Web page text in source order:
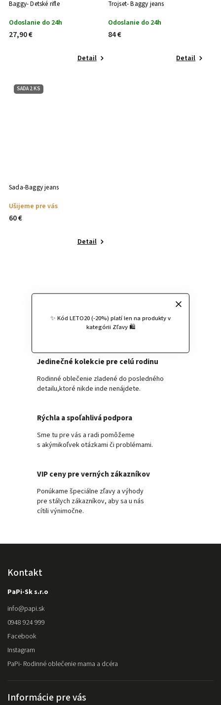
✨ Kód LETO20 (-20%) platí len na produkty v
kategórii Zľavy 🛍️
Baggy- Detské rifle
Odoslanie do 24h
27,90 €
Detail
Trojset- Baggy jeans
Odoslanie do 24h
84 €
Detail
SADA 2 KS
Sada-Baggy jeans
Ušijeme pre vás
60 €
Detail
Upravíme modely podľa vašich potrieb,
aby sa každý kúsok stal originálnym.
Jedinečné kolekcie pre celú rodinu
Rodinné oblečenie zladené do posledného
detailu,ktoré nikde inde nenájdete.
Rýchla a spoľahlivá podpora
Sme tu pre vás a radi pomôžeme
s akýmikoľvek otázkami či problémami.
VIP ceny pre verných zákazníkov
Ponúkame špeciálne zľavy a výhody
pre stálych zákazníkov, aby sa u nás
cítili výnimočne.
Kontakt
PaPi-Sk s.r.o
info@papi.sk
0948 924 999
Facebook
Instagram
PaPi- Rodinné oblečenie mama a dcéra
Informácie pre vás